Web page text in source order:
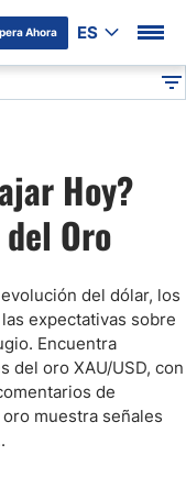
Ahora ES
Hoy?
Oro
del dólar, los
expectativas sobre
Encuentra
del oro XAU/USD, con
de
muestra señales